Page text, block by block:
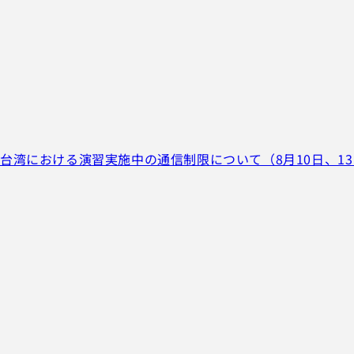
台湾における演習実施中の通信制限について（8月10日、